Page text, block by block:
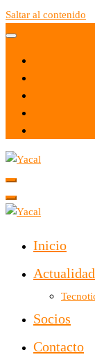
Saltar al contenido
Yacal micro hosting
Inicio
Actualidad
Socios
Contacto